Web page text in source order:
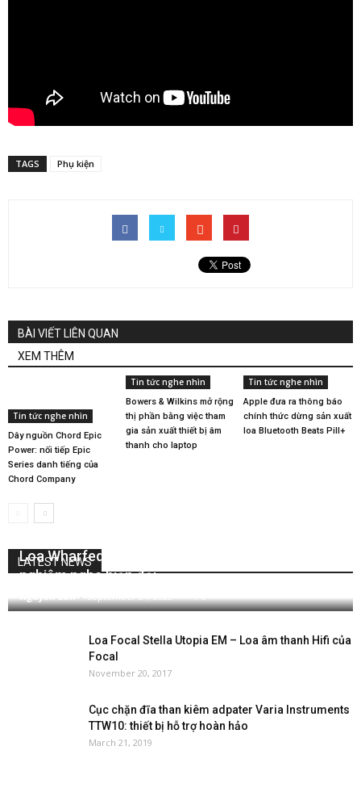
TAGS Phụ kiện
BÀI VIẾT LIÊN QUAN
XEM THÊM
Tin tức nghe nhìn
Dây nguồn Chord Epic
Power: nối tiếp Epic
Series danh tiếng của
Chord Company
Tin tức nghe nhìn
Bowers & Wilkins mở rộng
thị phần bằng việc tham
gia sản xuất thiết bị âm
thanh cho laptop
Tin tức nghe nhìn
Apple đưa ra thông báo
chính thức dừng sản xuất
loa Bluetooth Beats Pill+
LATEST NEWS
Loa Wharfedale Slim Bass 8 nâng tầm các trải
nghiệm nghe hiện đại
Nguyễn Lan - September 24, 2023 0
Loa Focal Stella Utopia EM – Loa âm thanh Hifi của
Focal
November 20, 2017
Cục chặn đĩa than kiêm adpater Varia Instruments
TTW10: thiết bị hỗ trợ hoàn hảo
March 21, 2019